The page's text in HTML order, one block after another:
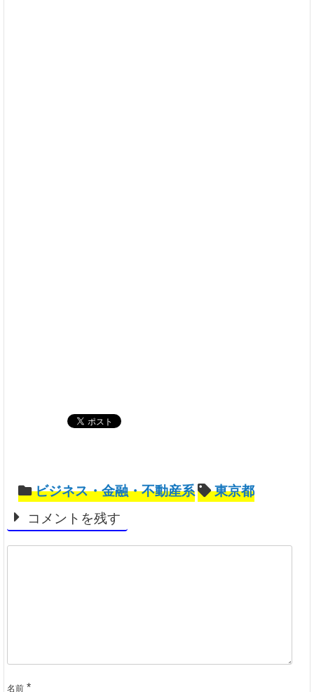
ビジネス・金融・不動産系
東京都
コメントを残す
名前 *